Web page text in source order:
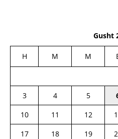
Gusht
H M M
3
4 5
10
11 12
17
18 19